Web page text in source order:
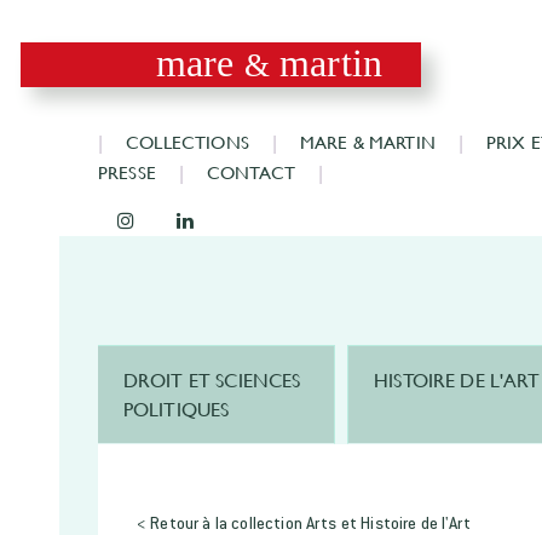
mare & martin
COLLECTIONS MARE & MARTIN
PRIX
PRESSE
CONTACT
DROIT ET SCIENCES
POLITIQUES
HISTOIRE DE L'ART
< Retour à la collection Arts et Histoire de l'Art